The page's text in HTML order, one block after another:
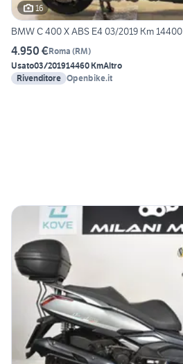
16
BMW C 400 X ABS E4 03/2019 Km 14400
4.950 €Roma (RM)
Usato03/201914460 KmAltro
Rivenditore Openbike.it